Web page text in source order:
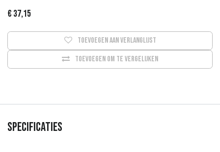
€ 37,15
Toevoegen om te vergelijken
Toevoegen aan verlanglijst
Specificaties